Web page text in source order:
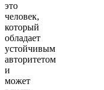
это
человек,
который
обладает
устойчивым
авторитетом
и
может